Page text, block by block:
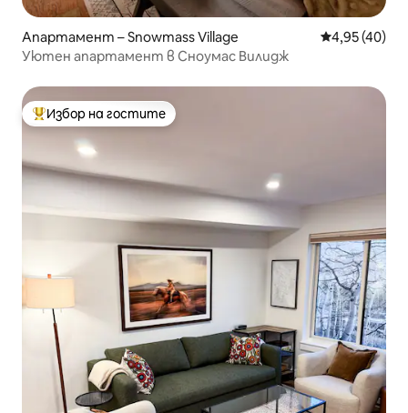
Апартамент – Snowmass Village Средна
4,95 (40)
Уютен апартамент в Сноумас Вилидж
Най-популярен избор на гостите
Избор на гостите